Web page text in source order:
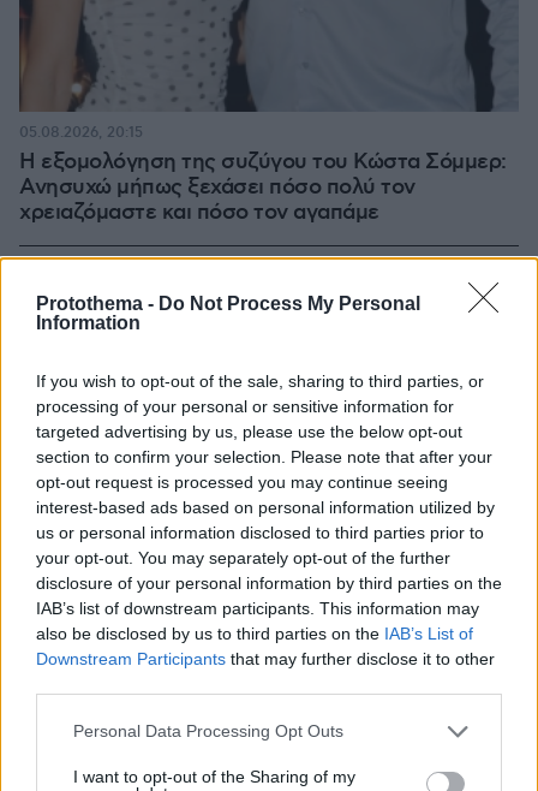
Protothema - Do Not Process My Personal
Information
If you wish to opt-out of the sale, sharing to third parties, or
processing of your personal or sensitive information for
targeted advertising by us, please use the below opt-out
section to confirm your selection. Please note that after your
opt-out request is processed you may continue seeing
interest-based ads based on personal information utilized by
us or personal information disclosed to third parties prior to
your opt-out. You may separately opt-out of the further
disclosure of your personal information by third parties on the
IAB’s list of downstream participants. This information may
also be disclosed by us to third parties on the IAB’s List of
Downstream Participants that may further disclose it to other
Please note that this website/app uses one or more Google
not limited to your visit or usage behaviour. You may click to
Personal Data Processing Opt Outs
I want to opt-out of the Sharing of my
Η εξομολόγηση της συζύγου του Κώστα Σόμμερ:
Ανησυχώ μήπως ξεχάσει πόσο πολύ τον
χρειαζόμαστε και πόσο τον αγαπάμε
05.08.2026, 20:15